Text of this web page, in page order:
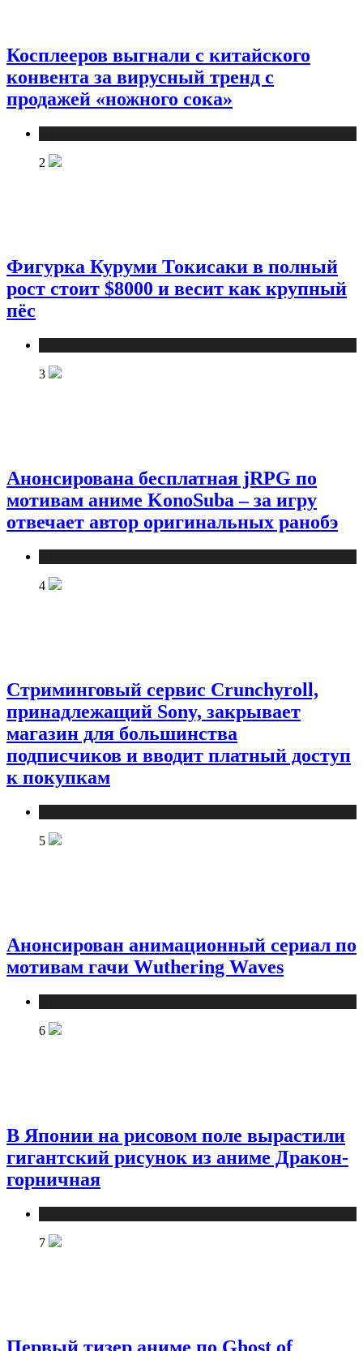
Косплееров выгнали с китайского
конвента за вирусный тренд с
продажей «ножного сока»
2
Фигурка Куруми Токисаки в полный
рост стоит $8000 и весит как крупный
пёс
3
Анонсирована бесплатная jRPG по
мотивам аниме KonoSuba – за игру
отвечает автор оригинальных ранобэ
4
Стриминговый сервис Crunchyroll,
принадлежащий Sony, закрывает
магазин для большинства
подписчиков и вводит платный доступ
к покупкам
5
Анонсирован анимационный сериал по
мотивам гачи Wuthering Waves
6
В Японии на рисовом поле вырастили
гигантский рисунок из аниме Дракон-
горничная
7